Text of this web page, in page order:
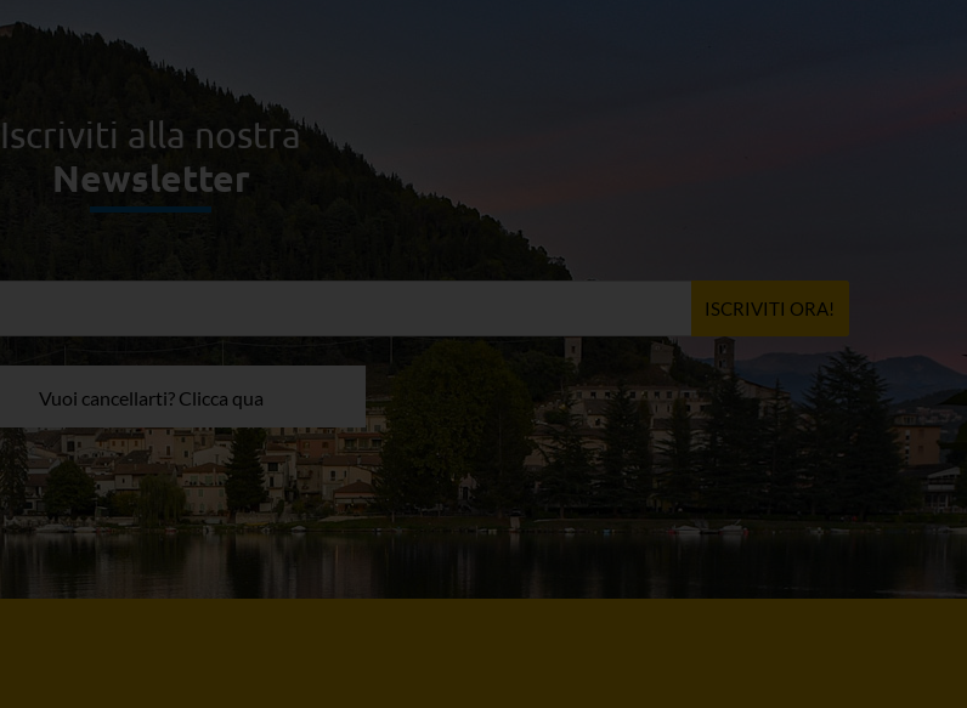
Iscriviti alla nostra
Newsletter
ISCRIVITI ORA!
Vuoi cancellarti? Clicca qua